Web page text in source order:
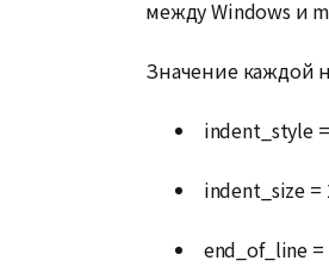
между Windows и
Значение каждой
indent_style
indent_size
end_of_line